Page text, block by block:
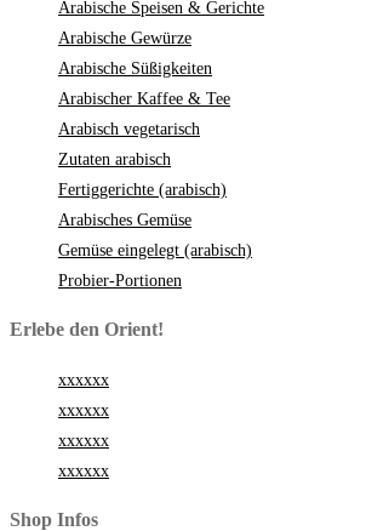
Arabische Speisen & Gerichte
Arabische Gewürze
Arabische Süßigkeiten
Arabischer Kaffee & Tee
Arabisch vegetarisch
Zutaten arabisch
Fertiggerichte (arabisch)
Arabisches Gemüse
Gemüse eingelegt (arabisch)
Probier-Portionen
Erlebe den Orient!
xxxxxx
xxxxxx
xxxxxx
xxxxxx
Shop Infos